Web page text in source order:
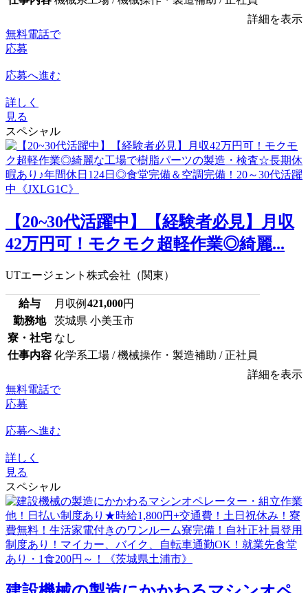
詳細を表示
無料電話で
応募
応募へ進む
詳しく
見る
スペシャル
【20~30代活躍中】【経験者必見】月収
42万円可！モクモク超軽作業◎綺麗...
UTエージェント株式会社（関東）
給与 月収例 421,000円
勤務地
茨城県 小美玉市
寮・社宅 なし
仕事内容 化学系工場 / 機械操作・製造補助 / 正社員
詳細を表示
無料電話で
応募
応募へ進む
詳しく
見る
スペシャル